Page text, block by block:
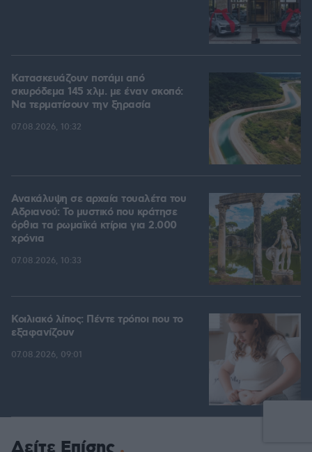
Κατασκευάζουν ποτάμι από
σκυρόδεμα 145 χλμ. με έναν σκοπό:
Να τερματίσουν την ξηρασία
07.08.2026, 10:32
Ανακάλυψη σε αρχαία τουαλέτα του
Αδριανού: Το μυστικό που κράτησε
όρθια τα ρωμαϊκά κτίρια για 2.000
χρόνια
07.08.2026, 10:33
Κοιλιακό λίπος: Πέντε τρόποι που το
εξαφανίζουν
07.08.2026, 09:01